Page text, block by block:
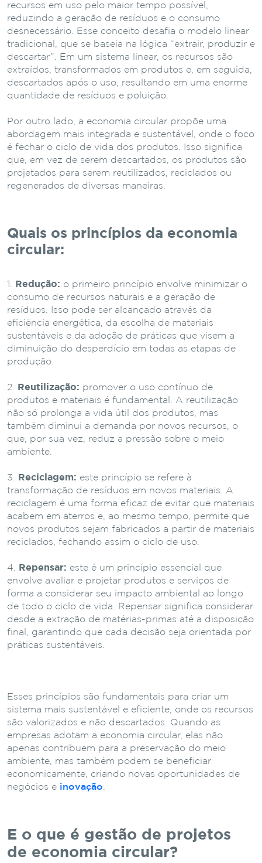
recursos em uso pelo maior tempo possível,
reduzindo a geração de resíduos e o consumo
desnecessário. Esse conceito desafia o modelo linear
tradicional, que se baseia na lógica “extrair, produzir e
descartar”. Em um sistema linear, os recursos são
extraídos, transformados em produtos e, em seguida,
descartados após o uso, resultando em uma enorme
quantidade de resíduos e poluição.
Por outro lado, a economia circular propõe uma
abordagem mais integrada e sustentável, onde o foco
é fechar o ciclo de vida dos produtos. Isso significa
que, em vez de serem descartados, os produtos são
projetados para serem reutilizados, reciclados ou
regenerados de diversas maneiras.
Quais os princípios da economia
circular:
Redução: o primeiro princípio envolve minimizar o
consumo de recursos naturais e a geração de
resíduos. Isso pode ser alcançado através da
eficiência energética, da escolha de materiais
sustentáveis e da adoção de práticas que visem a
diminuição do desperdício em todas as etapas de
produção.
Reutilização: promover o uso contínuo de
produtos e materiais é fundamental. A reutilização
não só prolonga a vida útil dos produtos, mas
também diminui a demanda por novos recursos, o
que, por sua vez, reduz a pressão sobre o meio
ambiente.
Reciclagem: este princípio se refere à
transformação de resíduos em novos materiais. A
reciclagem é uma forma eficaz de evitar que materiais
acabem em aterros e, ao mesmo tempo, permite que
novos produtos sejam fabricados a partir de materiais
reciclados, fechando assim o ciclo de uso.
Repensar: este é um princípio essencial que
envolve avaliar e projetar produtos e serviços de
forma a considerar seu impacto ambiental ao longo
de todo o ciclo de vida. Repensar significa considerar
desde a extração de matérias-primas até a disposição
final, garantindo que cada decisão seja orientada por
práticas sustentáveis.
Esses princípios são fundamentais para criar um
sistema mais sustentável e eficiente, onde os recursos
são valorizados e não descartados. Quando as
empresas adotam a economia circular, elas não
apenas contribuem para a preservação do meio
ambiente, mas também podem se beneficiar
economicamente, criando novas oportunidades de
negócios e inovação
E o que é gestão de projetos
de economia circular?